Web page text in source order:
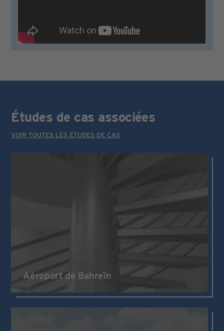
Études de cas associées
VOIR TOUTES LES ÉTUDES DE CAS
Aéroport de Bahreïn